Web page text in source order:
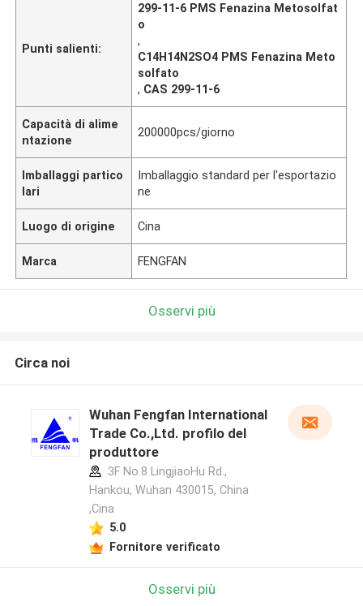
Punti salienti:
299-11-6 PMS Fenazina Metosolfat
o
,
C14H14N2SO4 PMS Fenazina Meto
solfato
, CAS 299-11-6
Capacità di alime
ntazione
200000pcs/giorno
Imballaggi partico
lari
Imballaggio standard per l'esportazio
ne
Luogo di origine Cina
Marca FENGFAN
Osservi più
Circa noi
Wuhan Fengfan International
Trade Co.,Ltd. profilo del
produttore
3F No.8 LingjiaoHu Rd.,
Hankou, Wuhan 430015, China
,Cina
5.0
Fornitore verificato
Osservi più